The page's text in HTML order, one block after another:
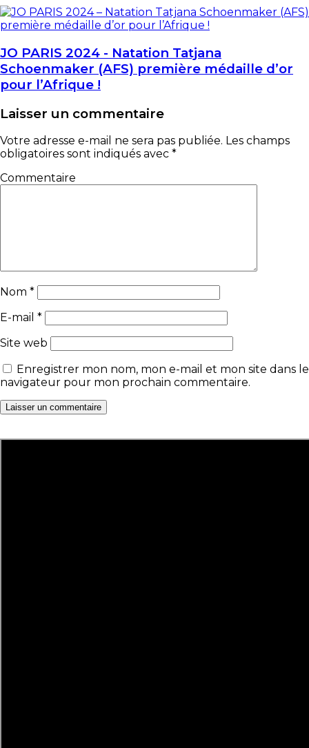
JO PARIS 2024 - Natation Tatjana
Schoenmaker (AFS) première médaille d’or
pour l’Afrique !
Laisser un commentaire
Votre adresse e-mail ne sera pas publiée. Les champs
obligatoires sont indiqués avec *
Commentaire
Nom *
E-mail *
Site web
Enregistrer mon nom, mon e-mail et mon site dans le
navigateur pour mon prochain commentaire.